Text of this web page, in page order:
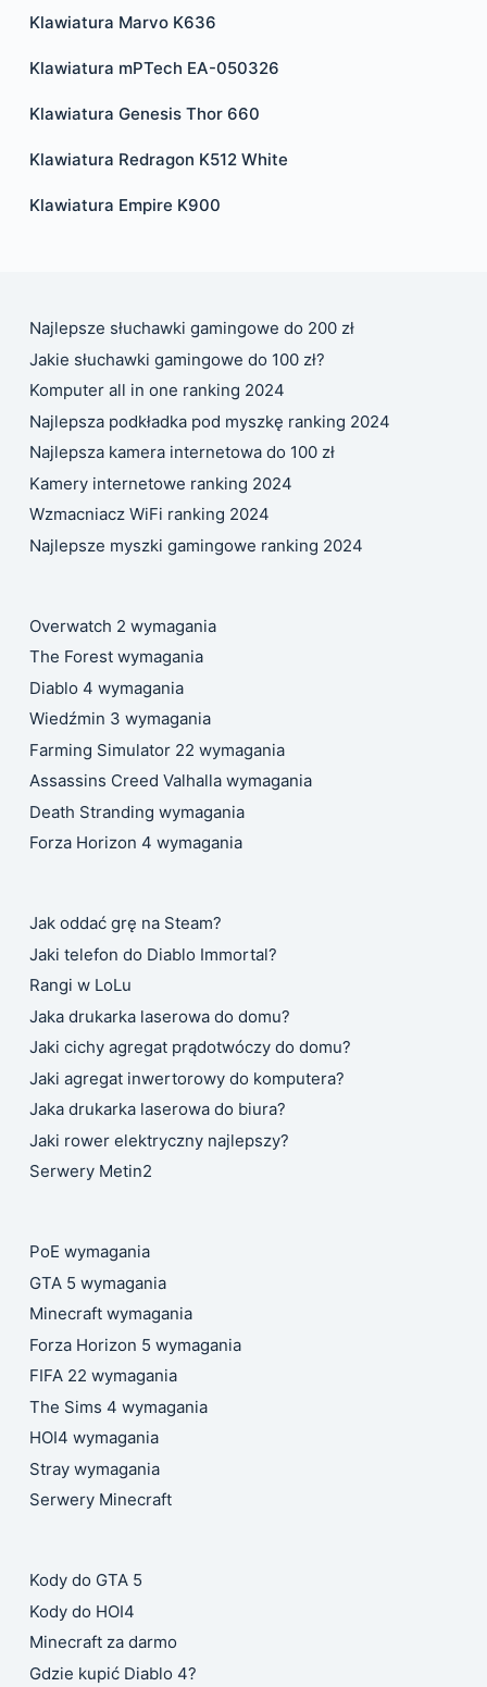
Klawiatura Marvo K636
Klawiatura mPTech EA-050326
Klawiatura Genesis Thor 660
Klawiatura Redragon K512 White
Klawiatura Empire K900
Najlepsze słuchawki gamingowe do 200 zł
Jakie słuchawki gamingowe do 100 zł?
Komputer all in one ranking 2024
Najlepsza podkładka pod myszkę ranking 2024
Najlepsza kamera internetowa do 100 zł
Kamery internetowe ranking 2024
Wzmacniacz WiFi ranking 2024
Najlepsze myszki gamingowe ranking 2024
Overwatch 2 wymagania
The Forest wymagania
Diablo 4 wymagania
Wiedźmin 3 wymagania
Farming Simulator 22 wymagania
Assassins Creed Valhalla wymagania
Death Stranding wymagania
Forza Horizon 4 wymagania
Jak oddać grę na Steam?
Jaki telefon do Diablo Immortal?
Rangi w LoLu
Jaka drukarka laserowa do domu?
Jaki cichy agregat prądotwóczy do domu?
Jaki agregat inwertorowy do komputera?
Jaka drukarka laserowa do biura?
Jaki rower elektryczny najlepszy?
Serwery Metin2
PoE wymagania
GTA 5 wymagania
Minecraft wymagania
Forza Horizon 5 wymagania
FIFA 22 wymagania
The Sims 4 wymagania
HOI4 wymagania
Stray wymagania
Serwery Minecraft
Kody do GTA 5
Kody do HOI4
Minecraft za darmo
Gdzie kupić Diablo 4?